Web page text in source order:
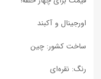
اورجینال و آکبند
ساخت کشور: چین
رنگ: نقره‌ای